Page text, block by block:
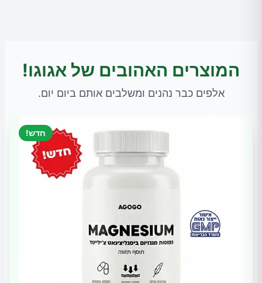
המוצרים האהובים של אגוגו!
אלפים כבר נהנים ומשלבים אותם ביום יום.
חדש!